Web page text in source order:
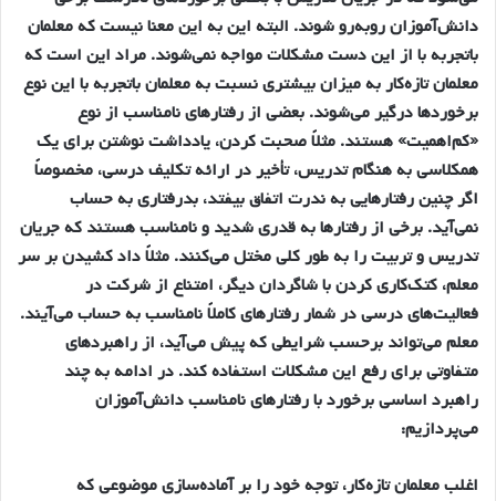
دانش‌آموزان رو‌به‌رو شوند. البته اين به اين معنا نيست كه معلمان
باتجربه با از اين دست مشكلات مواجه نمي‌شوند. مراد اين است كه
معلمان تازه‌كار به ميزان بيشتري نسبت به معلمان باتجربه با اين نوع
برخوردها درگير مي‌شوند. بعضي از رفتارهاي نامناسب از نوع
«كم‌اهميت» هستند. مثلاً صحبت كردن، يادداشت نوشتن براي يك
همكلاسي به هنگام تدريس، تأخير در ارائه تكليف درسي، مخصوصاً
اگر چنين رفتارهايي به ندرت اتفاق بيفتد، بدرفتاري به حساب
نمي‌آيد. برخي از رفتارها به قدري شديد و نامناسب هستند كه جريان
تدريس و تربيت را به طور كلي مختل مي‌كنند. مثلاً داد كشيدن بر سر
معلم، كتك‌كاري كردن با شاگردان ديگر، امتناع از شركت در
فعاليت‌هاي درسي در شمار رفتارهاي كاملاً نامناسب به حساب مي‌آيند.
معلم مي‌تواند برحسب شرايطي كه پيش مي‌آيد، از راهبردهاي
متفاوتي براي رفع اين مشكلات استفاده كند. در ادامه به چند
راهبرد اساسي برخورد با رفتارهاي نامناسب دانش‌آموزان
مي‌پردازيم:
اغلب معلمان تازه‌كار، توجه خود را بر آماده‌سازي موضوعي كه